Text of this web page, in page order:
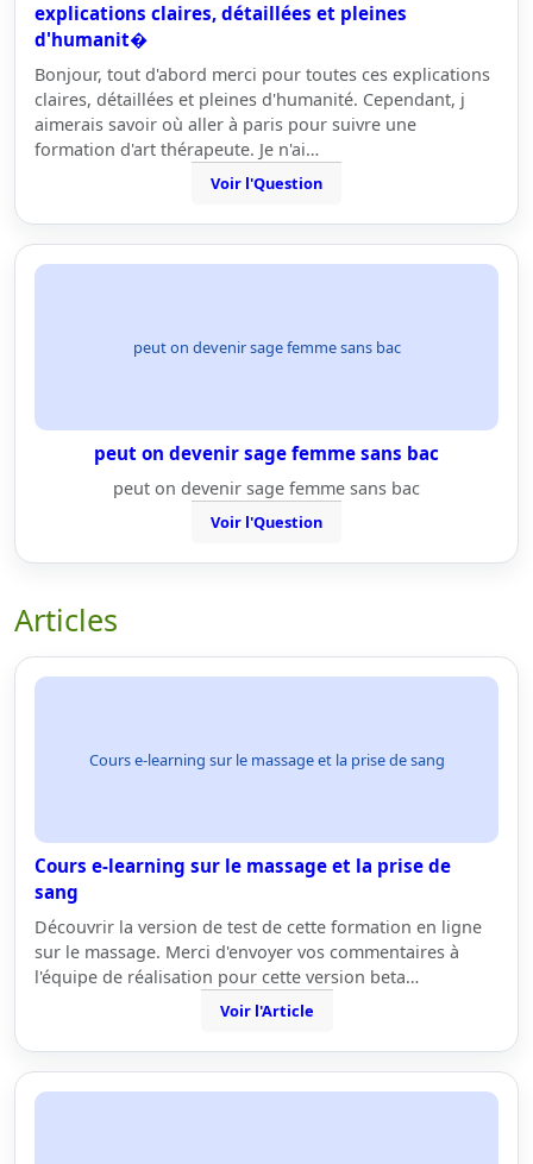
explications claires, détaillées et pleines
d'humanit�
Bonjour, tout d'abord merci pour toutes ces explications
claires, détaillées et pleines d'humanité. Cependant, j
aimerais savoir où aller à paris pour suivre une
formation d'art thérapeute. Je n'ai…
Voir l'Question
peut on devenir sage femme sans bac
peut on devenir sage femme sans bac
peut on devenir sage femme sans bac
Voir l'Question
Articles
Cours e-learning sur le massage et la prise de sang
Cours e-learning sur le massage et la prise de
sang
Découvrir la version de test de cette formation en ligne
sur le massage. Merci d'envoyer vos commentaires à
l'équipe de réalisation pour cette version beta…
Voir l'Article